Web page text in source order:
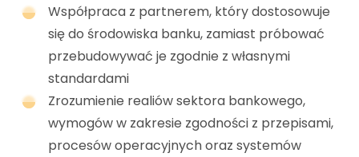
Współpraca z partnerem, który dostosowuje
się do środowiska banku, zamiast próbować
przebudowywać je zgodnie z własnymi
standardami
Zrozumienie realiów sektora bankowego,
wymogów w zakresie zgodności z przepisami,
procesów operacyjnych oraz systemów